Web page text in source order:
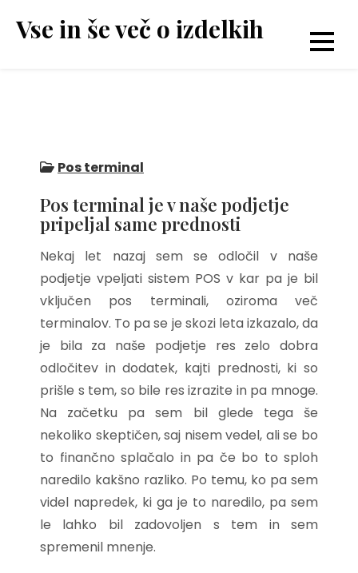
Vse in še več o izdelkih
Pos terminal
Pos terminal je v naše podjetje
pripeljal same prednosti
Nekaj let nazaj sem se odločil v naše
podjetje vpeljati sistem POS v kar pa je bil
vključen pos terminali, oziroma več
terminalov. To pa se je skozi leta izkazalo, da
je bila za naše podjetje res zelo dobra
odločitev in dodatek, kajti prednosti, ki so
prišle s tem, so bile res izrazite in pa mnoge.
Na začetku pa sem bil glede tega še
nekoliko skeptičen, saj nisem vedel, ali se bo
to finančno splačalo in pa če bo to sploh
naredilo kakšno razliko. Po temu, ko pa sem
videl napredek, ki ga je to naredilo, pa sem
le lahko bil zadovoljen s tem in sem
spremenil mnenje.